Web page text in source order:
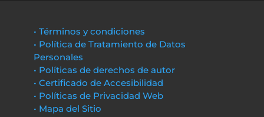
• Términos y condiciones
• Política de Tratamiento de Datos
Personales
• Políticas de derechos de autor
• Certificado de Accesibilidad
• Políticas de Privacidad Web
• Mapa del Sitio